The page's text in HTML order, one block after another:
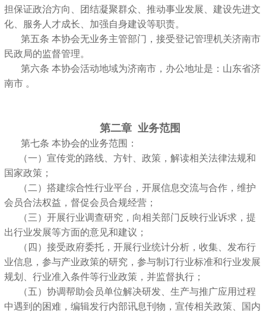
担保证政治方向、团结凝聚群众、推动事业发展、建设先进文
化、服务人才成长、加强自身建设等职责。
第五条 本协会无业务主管部门，接受登记管理机关济南市
民政局的监督管理。
第六条 本协会活动地域为济南市，办公地址是：山东省济
南市 。
第二章 业务范围
第七条 本协会的业务范围：
（一）宣传党的路线、方针、政策，解读相关法律法规和
国家政策；
（二）搭建综合性行业平台，开展信息交流与合作，维护
会员合法权益，督促会员合规经营；
（三）开展行业调查研究，向相关部门反映行业诉求，提
出行业发展等方面的意见和建议；
（四）接受政府委托，开展行业统计分析，收集、发布行
业信息，参与产业政策的研究，参与制订行业标准和行业发展
规划、行业准入条件等行业政策，并监督执行；
（五）协调帮助会员单位解决研发、生产与推广应用过程
中遇到的困难，编辑发行内部讯息刊物，宣传相关政策、国内